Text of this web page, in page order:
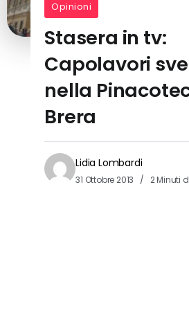
Opinioni
Stasera in tv:
Capolavori
nella
Brera
Lidia Lombardi
31 Ottobre 2013 2 Minuti